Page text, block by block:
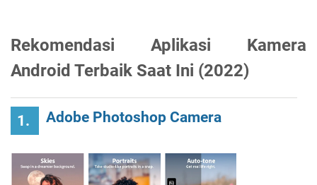
Rekomendasi Aplikasi Kamera
Android Terbaik Saat Ini (2022)
1. Adobe Photoshop Camera